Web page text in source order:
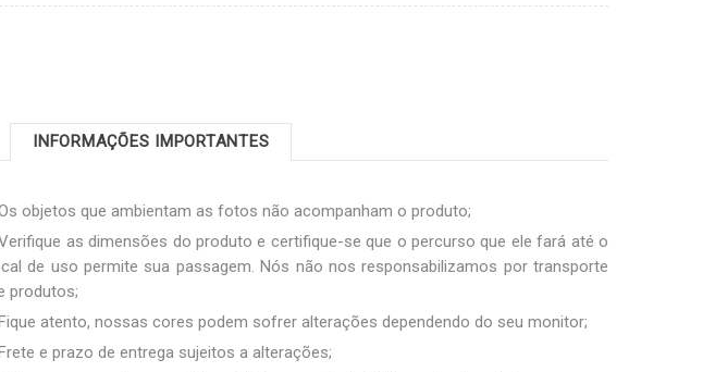
INFORMAÇÕES IMPORTANTES
objetos que ambientam as fotos não acompanham o produto;
as dimensões do produto e certifique-se que o percurso que ele fará até o
de uso permite sua passagem. Nós não nos responsabilizamos por transporte
produtos;
atento, nossas cores podem sofrer alterações dependendo do seu monitor;
e prazo de entrega sujeitos a alterações;